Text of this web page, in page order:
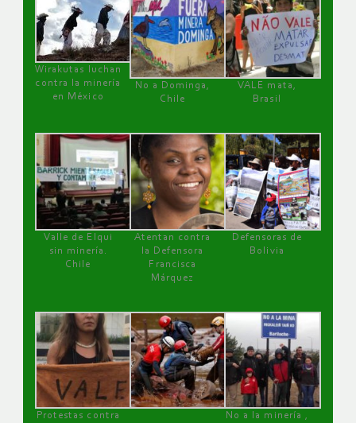
Wirakutas luchan
contra la minería
en México
No a Dominga,
Chile
VALE mata,
Brasil
Valle de Elqui
sin minería.
Chile
Atentan contra
la Defensora
Francisca
Márquez
Defensoras de
Bolivia
Protestas contra
No a la minería ,